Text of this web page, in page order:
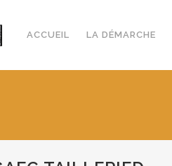
ACCUEIL LA DÉMARCHE